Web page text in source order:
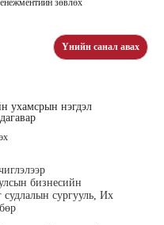
зөвлөх
Үнийн санал авах
ухамсрын нэгдэл
бизнесийн
сургууль, Их
Бээжин Солонгоо
сэтгэлзүйч